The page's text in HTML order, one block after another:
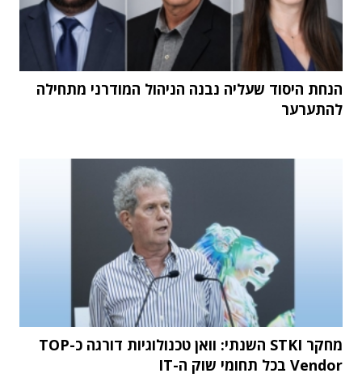
הנחת היסוד שעליה נבנה הניהול המודרני מתחילה
להתערער
מחקר STKI השנתי: וואן טכנולוגיות דורגה כ-TOP
Vendor בכל תחומי שוק ה-IT